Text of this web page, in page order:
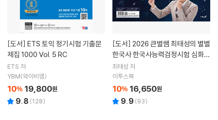
[도서]
제집 1000 Vol. 5 RC
ETS 저
YBM(와이비엠)
10% 19,800원
9.8 (128)
[도서]
한국사 한국사능력검정시험 심화
(1,2,3급) 하
최태성 저
이투스북
10% 16,650원
9.9 (93)